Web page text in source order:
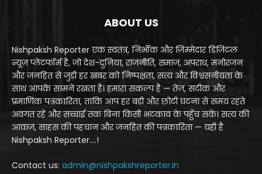
ABOUT US
Nishpaksh Reporter एक स्वतंत्र, निर्भीक और ज़िम्मेदार डिजिटल
न्यूज़ प्लेटफॉर्म है, जो देश-दुनिया, राजनीति, समाज, अपराध, मनोरंजन
और जनहित से जुड़ी हर खबर को निष्पक्षता, सत्य और विश्वसनीयता के
साथ आपके सामने रखता है। हमारा संकल्प है — तेज़, सटीक और
प्रमाणिक पत्रकारिता, ताकि आप हर बड़ी और छोटी घटना से समय रहते
अवगत रहें और सच्चाई तक बिना किसी भटकाव के पहुँच सकें। सत्य की
आवाज़, साहस की पहचान और जनहित की पत्रकारिता — यही है
Nishpaksh Reporter....!
Contact us: admin@nishpakshreporter.in